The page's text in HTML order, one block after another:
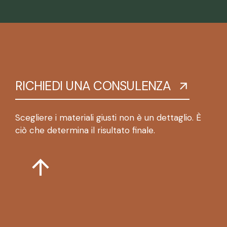
RICHIEDI UNA CONSULENZA
Scegliere i materiali giusti non è un dettaglio. È
ciò che determina il risultato finale.
arrow_upward